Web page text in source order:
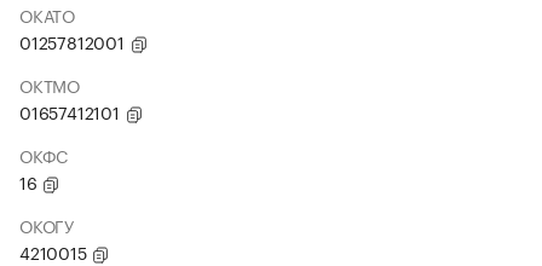
ОКАТО
01257812001
ОКТМО
01657412101
ОКФС
16
ОКОГУ
4210015